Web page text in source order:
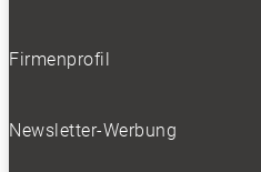
Firmenprofil
Newsletter-Werbung